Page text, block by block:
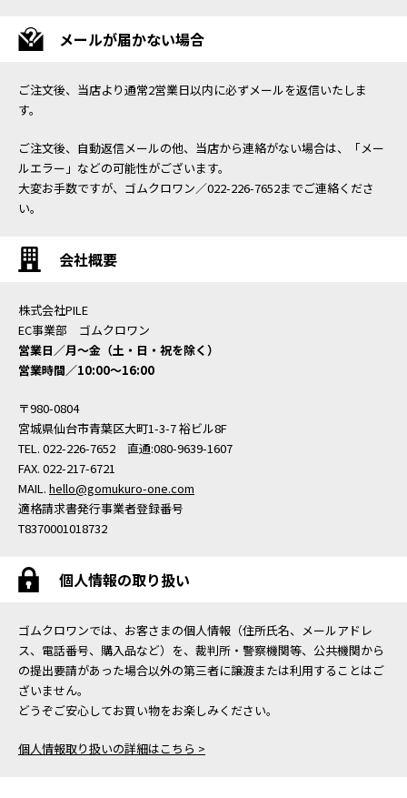
メールが届かない場合
ご注文後、当店より通常2営業日以内に必ずメールを返信いたしま
す。
ご注文後、自動返信メールの他、当店から連絡がない場合は、「メー
ルエラー」などの可能性がございます。
大変お手数ですが、ゴムクロワン／022-226-7652までご連絡くださ
い。
会社概要
株式会社PILE
EC事業部 ゴムクロワン
営業日／月〜金（土・日・祝を除く）
営業時間／10:00〜16:00
〒980-0804
宮城県仙台市青葉区大町1-3-7 裕ビル8F
TEL. 022-226-7652 直通:080-9639-1607
FAX. 022-217-6721
MAIL. hello@gomukuro-one.com
適格請求書発行事業者登録番号
T8370001018732
個人情報の取り扱い
ゴムクロワンでは、お客さまの個人情報（住所氏名、メールアドレ
ス、電話番号、購入品など）を、裁判所・警察機関等、公共機関から
の提出要請があった場合以外の第三者に譲渡または利用することはご
ざいません。
どうぞご安心してお買い物をお楽しみください。
個人情報取り扱いの詳細はこちら >